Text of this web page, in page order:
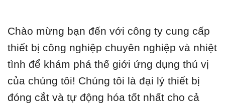
Chào mừng bạn đến với công ty cung cấp
thiết bị công nghiệp chuyên nghiệp và nhiệt
tình để khám phá thế giới ứng dụng thú vị
của chúng tôi! Chúng tôi là đại lý thiết bị
đóng cắt và tự động hóa tốt nhất cho cả